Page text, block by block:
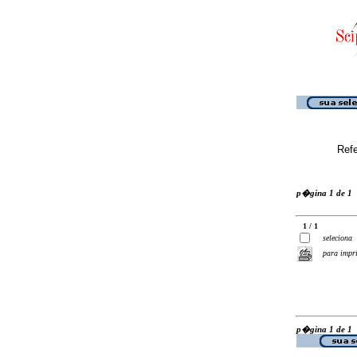
p�gina 1 de 1
1 / 1
seleciona
para
p�gina 1 de 1